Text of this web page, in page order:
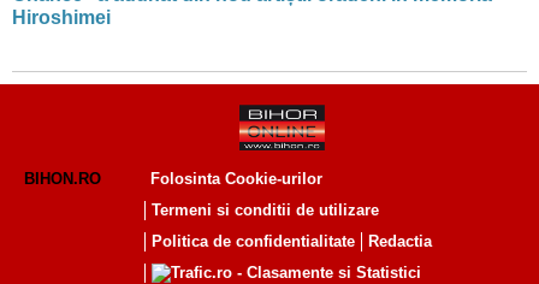
Hiroshimei
BIHON.RO
Folosinta Cookie-urilor
Termeni si conditii de utilizare
Politica de confidentialitate
Redactia